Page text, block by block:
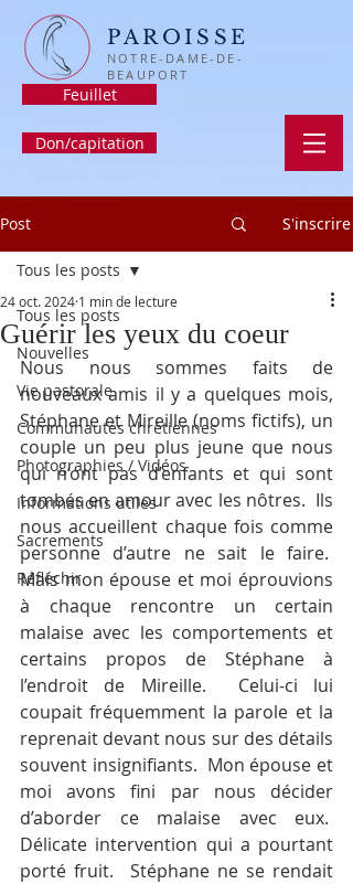
PAROISSE
NOTRE-DAME-DE-
BEAUPORT
Feuillet
Don/capitation
Post S'inscrire
Tous les posts
Nouvelles
Vie pastorale
Communautés chrétiennes
Photographies / Vidéos
Informations utiles
Sacrements
Réfléchir
Tous les posts
Guérir les yeux du coeur
24 oct. 2024 1 min de lecture
Nous nous sommes faits de
nouveaux amis il y a quelques mois,
Stéphane et Mireille (noms fictifs), un
couple un peu plus jeune que nous
qui n’ont pas d’enfants et qui sont
tombés en amour avec les nôtres.  Ils
nous accueillent chaque fois comme
personne d’autre ne sait le faire.
Mais mon épouse et moi éprouvions
à chaque rencontre un certain
malaise avec les comportements et
certains propos de Stéphane à
l’endroit de Mireille.  Celui-ci lui
coupait fréquemment la parole et la
reprenait devant nous sur des détails
souvent insignifiants.  Mon épouse et
moi avons fini par nous décider
d’aborder ce malaise avec eux.
Délicate intervention qui a pourtant
porté fruit.  Stéphane ne se rendait